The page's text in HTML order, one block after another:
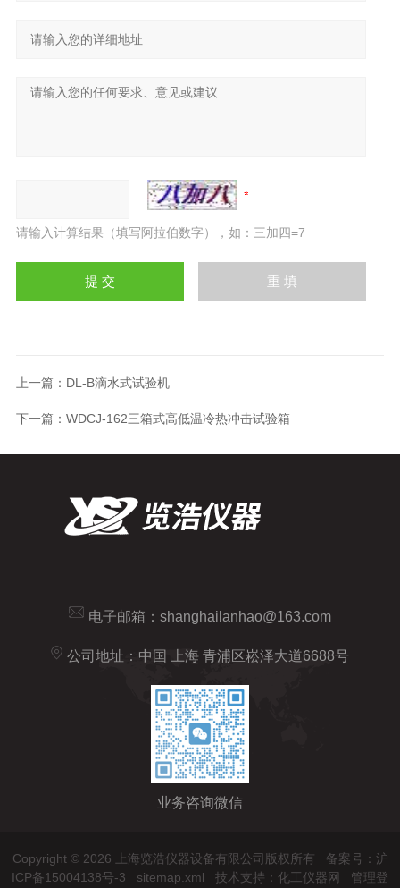
请输入计算结果（填写阿拉伯数字），如：三加四=7
上一篇： DL-B滴水式试验机
下一篇： WDCJ-162三箱式高低温冷热冲击试验箱
电子邮箱： shanghailanhao@163.com
公司地址：中国 上海 青浦区崧泽大道6688号
业务咨询微信
Copyright © 2026 上海览浩仪器设备有限公司版权所有 备案号：沪
ICP备15004138号-3
sitemap.xml 技术支持： 化工仪器网 管理登